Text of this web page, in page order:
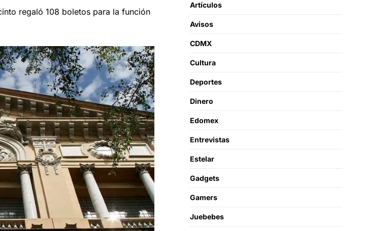
regaló 108 boletos para la función
Artículos
Avisos
CDMX
Cultura
Deportes
Dinero
Edomex
Entrevistas
Estelar
Gadgets
Gamers
Juebebes